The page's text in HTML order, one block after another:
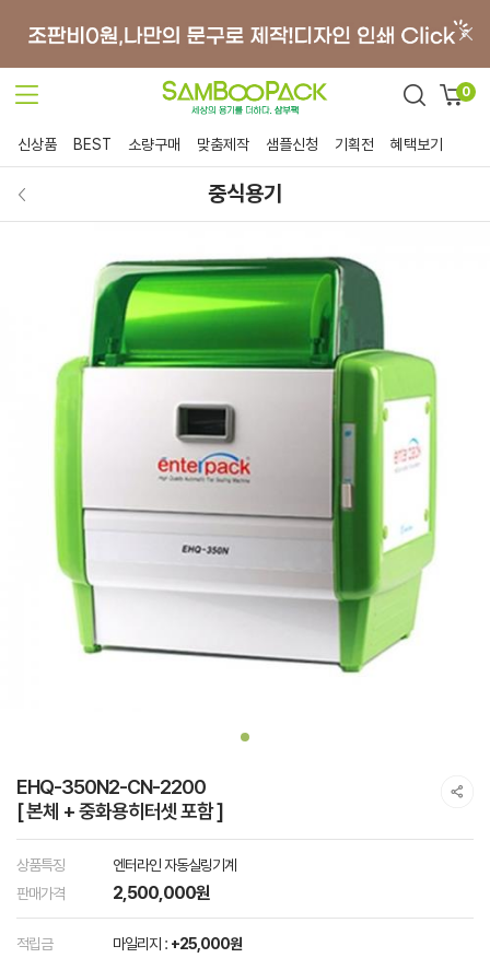
0
신상품 BEST 소량구매 맞춤제작 샘플신청 기획전 혜택보기
중식용기
EHQ-350N2-CN-2200
[ 본체 + 중화용히터셋 포함 ]
상품특징
엔터라인 자동실링기계
판매가격
2,500,000원
적립금 마일리지 : +25,000원